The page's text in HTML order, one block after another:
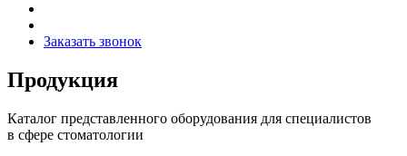
Заказать звонок
Продукция
Каталог представленного оборудования для специалистов
в сфере стоматологии